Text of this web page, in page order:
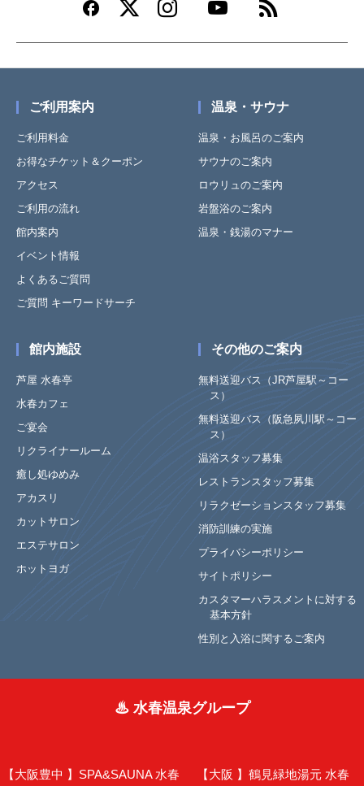
ご利用案内
ご利用料金
お得なチケット＆クーポン
アクセス
ご利用の流れ
館内案内
イベント情報
よくあるご質問
ご質問 キーワードサーチ
温泉・サウナ
温泉・お風呂のご案内
サウナのご案内
ロウリュのご案内
岩盤浴のご案内
温泉・銭湯のマナー
館内施設
芦屋 水春亭
水春カフェ
ご宴会
リクライナールーム
癒し処ゆめみ
アカスリ
カットサロン
エステサロン
ホットヨガ
その他のご案内
無料送迎バス（JR芦屋駅～コー
ス）
無料送迎バス（阪急夙川駅～コー
ス）
温浴スタッフ募集
レストランスタッフ募集
リラクゼーションスタッフ募集
消防訓練の実施
プライバシーポリシー
サイトポリシー
カスタマーハラスメントに対する
基本方針
性別と入浴に関するご案内
♨ 水春温泉グループ
【大阪豊中 】 SPA&SAUNA 水春
【大阪 】 鶴見緑地湯元 水春